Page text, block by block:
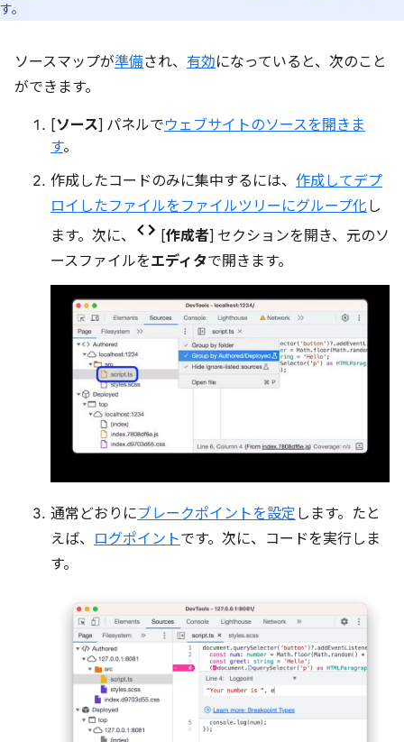
す。
ソースマップが準備され、 有効になっていると、次のこと
ができます。
[ソース] パネルでウェブサイトのソースを開きま
す。
作成したコードのみに集中するには、 作成してデプ
ロイしたファイルをファイルツリーにグループ化 し
ます。次に、
[作成者] セクションを開き、元のソ
ースファイルをエディタで開きます。
通常どおりにブレークポイントを設定 します。たと
えば、 ログポイントです。次に、コードを実行しま
す。